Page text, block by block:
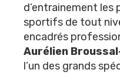
d’entrainement les
sportifs de tout
encadrés
Aurélien
l’un des grands